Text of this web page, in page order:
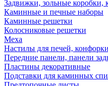
Задвижки, зольные коробки,
Каминные и печные наборы
Каминные решетки
Колосниковые решетки
Меха
Настилы для печей, конфорки
Передние панели, панели
Пластины декоративные
Подставки для каминных